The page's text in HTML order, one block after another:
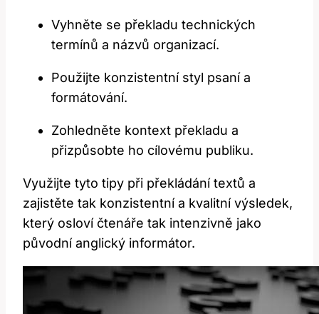
Vyhněte se překladu technických
termínů a názvů organizací.
Použijte konzistentní styl psaní a
formátování.
Zohledněte kontext překladu a
přizpůsobte ho cílovému publiku.
Využijte tyto tipy při překládání textů a
zajistěte tak konzistentní a kvalitní výsledek,
který osloví čtenáře tak intenzivně jako
původní anglický informátor.